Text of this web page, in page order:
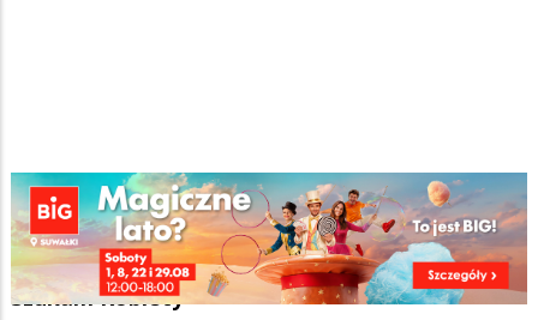
Ścieżka
nawigacyjna
Strona główna/Ogłoszenia/Towarzyskie/Szukam Kobiety
FacebookPinterestTumblr
0 Reddit Share
Szukam Kobiety